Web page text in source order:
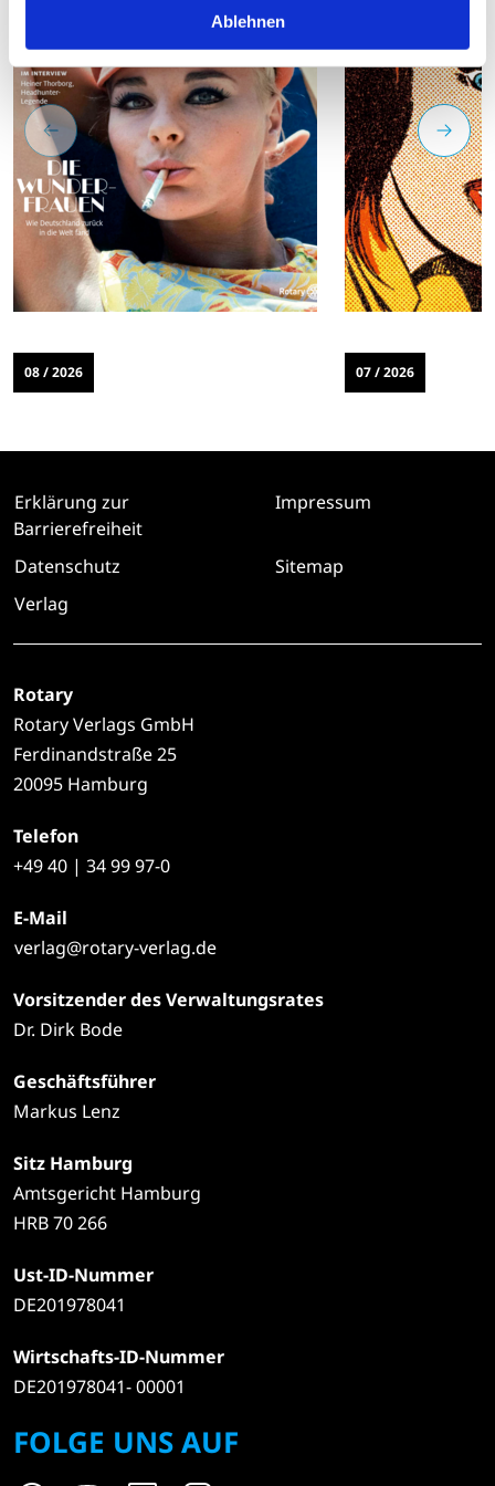
Ablehnen
08 / 2026 07 / 2026
Erklärung zur
Barrierefreiheit
Impressum
Datenschutz
Sitemap
Verlag
Rotary
Rotary Verlags GmbH
Ferdinandstraße 25
20095 Hamburg
Telefon
+4940 | 34 99 97-0
E-Mail
verlag@rotary-verlag.de
Vorsitzender des Verwaltungsrates
Dr. Dirk Bode
Geschäftsführer
Markus Lenz
Sitz Hamburg
Amtsgericht Hamburg
HRB 70 266
Ust-ID-Nummer
DE201978041
Wirtschafts-ID-Nummer
DE201978041- 00001
FOLGE UNS AUF